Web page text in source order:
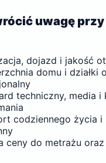
uwagę
dojazd i jakość
domu i działki
techniczny, media i
codziennego życia i
ceny do metrażu